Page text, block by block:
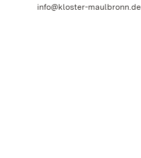
info@kloster-maulbronn.de